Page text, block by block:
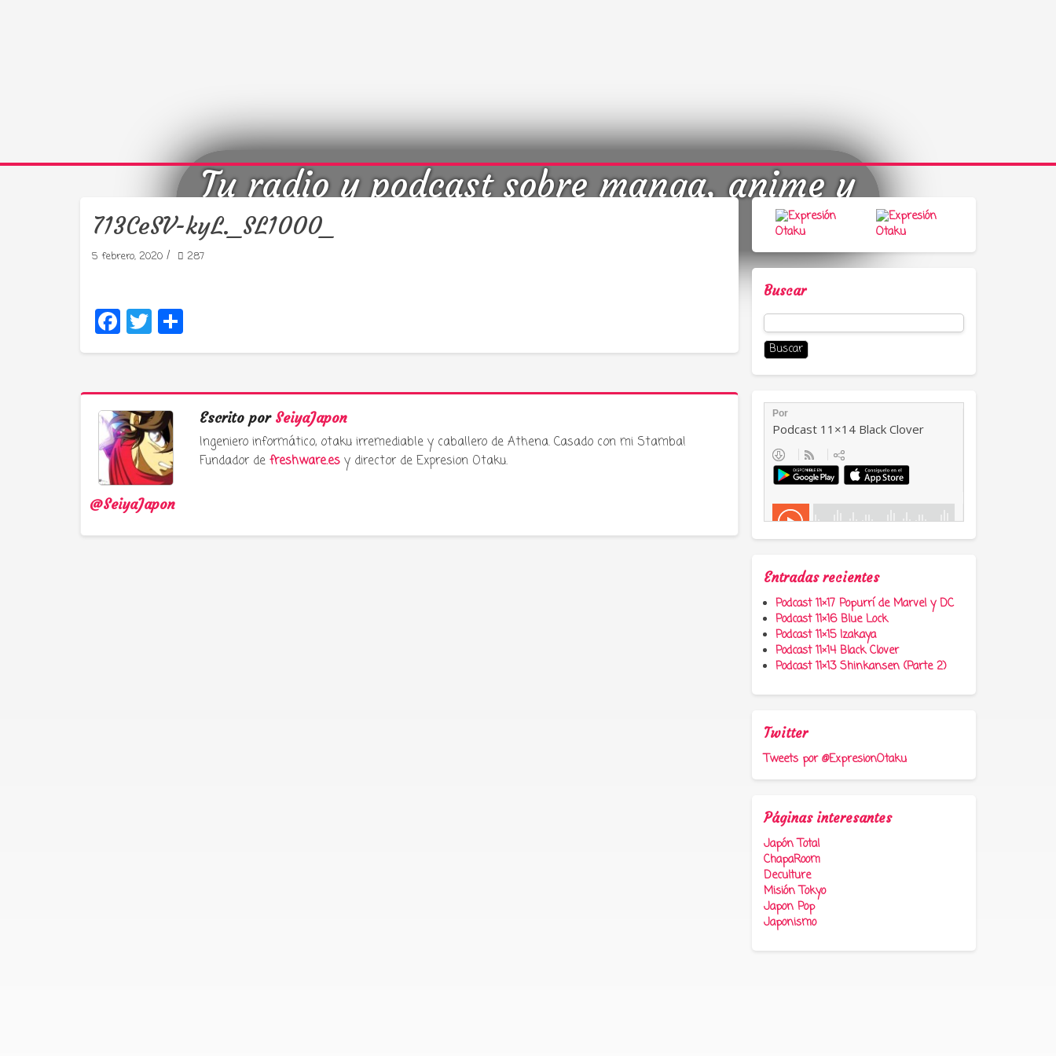
Tu radio y podcast sobre manga, anime y
713CeSV-kyL._SL1000_
5 febrero, 2020 / 287
Facebook
Twitter
@SeiyaJapon
Escrito por SeiyaJapon
Ingeniero informático, otaku irremediable y caballero de Athena. Casado con mi Stamba!
Fundador de freshware.esy director de Expresion Otaku.
Buscar
Buscar:
Entradas recientes
Podcast 11×17 Popurrí de Marvel y DC
Podcast 11×16 Blue Lock
Podcast 11×15 Izakaya
Podcast 11×14 Black Clover
Podcast 11×13 Shinkansen (Parte 2)
Twitter
Tweets por @ExpresionOtaku
Páginas interesantes
Japón Total
ChapaRoom
Deculture
Misión Tokyo
Japon Pop
Japonismo